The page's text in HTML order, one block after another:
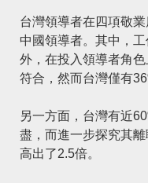
台灣領導者在四項敬
中國領導者。其中，
外，在投入領導者角
符合，然而台灣僅有
另一方面，台灣有近
盡，而進一步探究其
高出了2.5倍。